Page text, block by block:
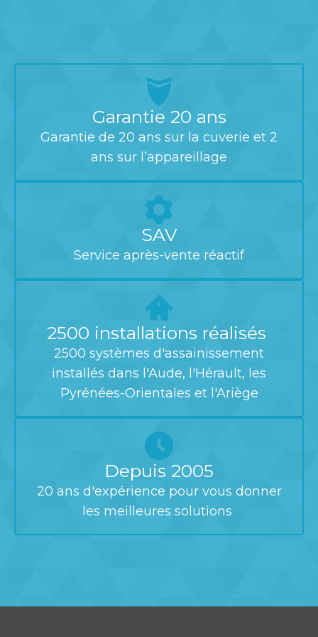
Garantie 20 ans
Garantie de 20 ans sur la cuverie et 2
ans sur l’appareillage
SAV
Service après-vente réactif
2500 installations réalisés
2500 systèmes d'assainissement
installés dans l'Aude, l'Hérault, les
Pyrénées-Orientales et l'Ariège
Depuis 2005
20 ans d'expérience pour vous donner
les meilleures solutions